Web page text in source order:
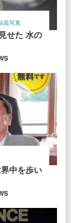
晶写真
せた 水の
中を歩い